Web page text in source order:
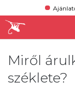
Miről
széklete?